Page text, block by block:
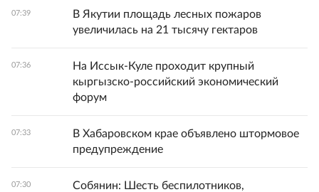
07:39
В Якутии площадь лесных пожаров
увеличилась на 21 тысячу гектаров
07:36
На Иссык-Куле проходит крупный
кыргызско-российский экономический
форум
07:33
В Хабаровском крае объявлено штормовое
предупреждение
07:30
Собянин: Шесть беспилотников,